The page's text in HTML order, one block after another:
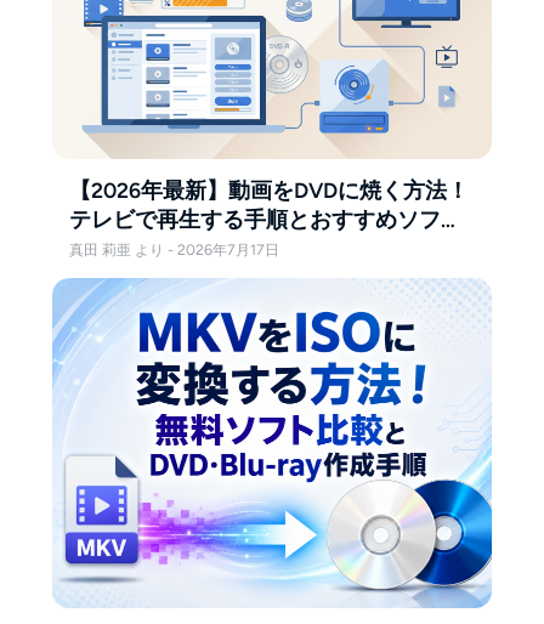
【2026年最新】動画をDVDに焼く方法！
テレビで再生する手順とおすすめソフト
をWindows・Mac別に解説
真田 莉亜 より - 2026年7月17日